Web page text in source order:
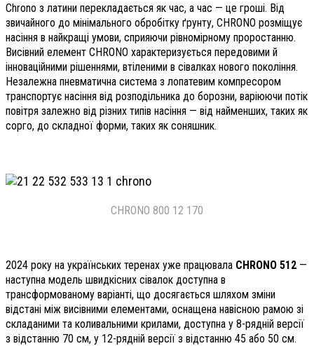
Chrono з латини перекладається як час, а час — це гроші. Від
звичайного до мінімального обробітку ґрунту, CHRONO розміщує
насіння в найкращі умови, сприяючи рівномірному проростанню.
Висівний елемент CHRONO характеризується передовими й
інноваційними рішеннями, втіленими в сівалках нового покоління.
Незалежна пневматична система з лопатевим компресором
транспортує насіння від розподільника до борозни, варіюючи потік
повітря залежно від різних типів насіння — від найменших, таких як
сорго, до складної форми, таких як соняшник.
CHRONO 800 12 170
2024 року на українських теренах уже працювала CHRONO 512 —
наступна модель швидкісних сівалок доступна в
трансформованому варіанті, що досягається шляхом зміни
відстані між висівними елементами, оснащена навісною рамою зі
складаними та коливальними крилами, доступна у 8-рядній версії
з відстанню 70 см, у 12-рядній версії з відстанню 45 або 50 см.